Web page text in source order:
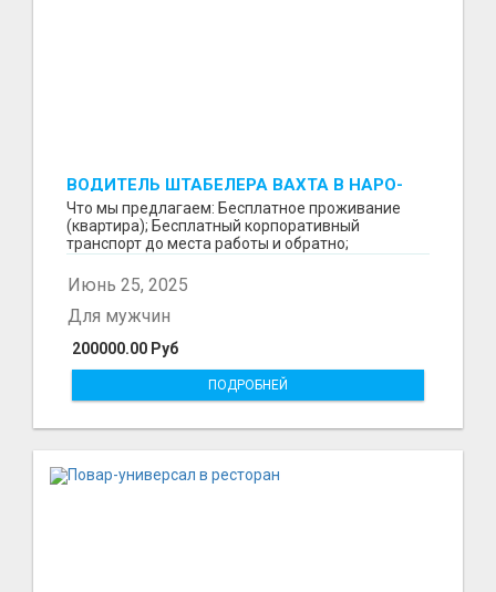
ВОДИТЕЛЬ ШТАБЕЛЕРА ВАХТА В НАРО-
ФОМИНСКЕ
Что мы предлагаем: Бесплатное проживание
(квартира); Бесплатный корпоративный
транспорт до места работы и обратно;
Июнь 25, 2025
200000.00 Руб
Для мужчин
ПОДРОБНЕЙ